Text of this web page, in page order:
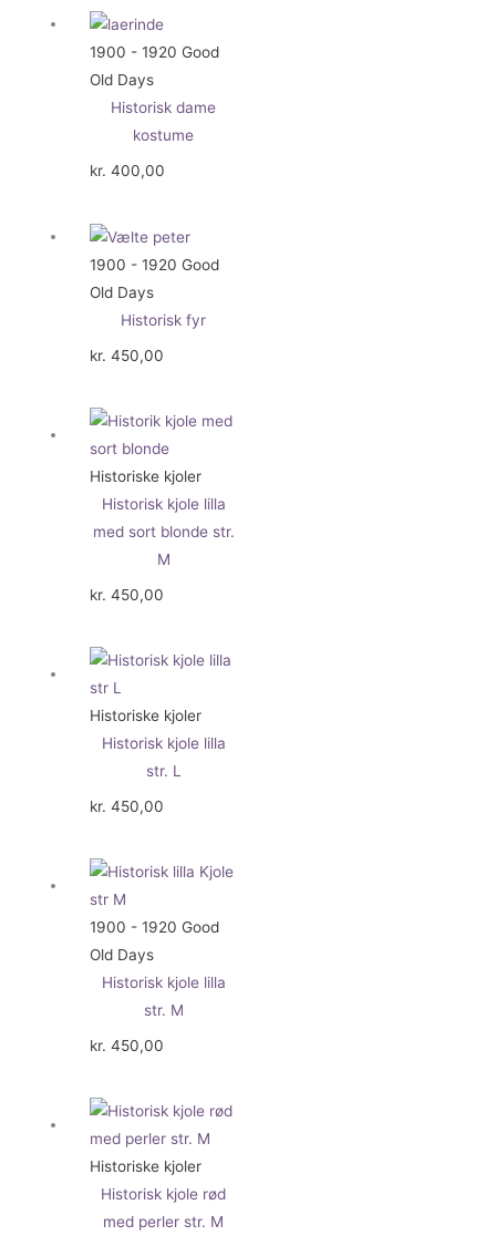
1900 - 1920 Good
Old Days
Historisk dame
kostume
kr. 400,00
1900 - 1920 Good
Old Days
Historisk fyr
kr. 450,00
Historiske kjoler
Historisk kjole lilla
med sort blonde str.
M
kr. 450,00
Historiske kjoler
Historisk kjole lilla
str. L
kr. 450,00
1900 - 1920 Good
Old Days
Historisk kjole lilla
str. M
kr. 450,00
Historiske kjoler
Historisk kjole rød
med perler str. M